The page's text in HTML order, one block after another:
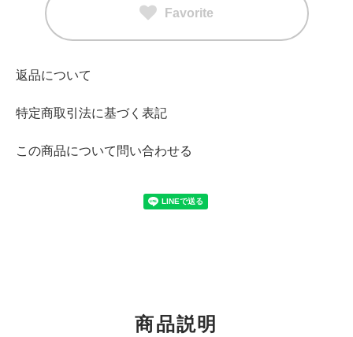
Favorite
返品について
特定商取引法に基づく表記
この商品について問い合わせる
商品説明